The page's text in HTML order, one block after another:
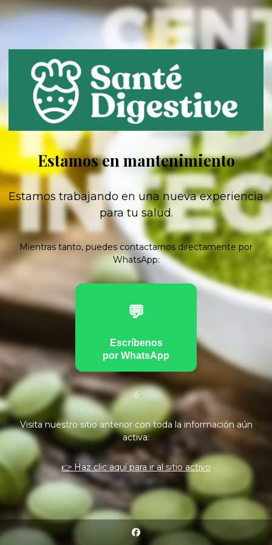
Estamos en mantenimiento
Estamos trabajando en una nueva experiencia
para tu salud.
Mientras tanto, puedes contactarnos directamente por
WhatsApp:
💬
Escríbenos
por WhatsApp
ó
Visita nuestro sitio anterior con toda la información aún
activa:
👉 Haz clic aquí para ir al sitio activo